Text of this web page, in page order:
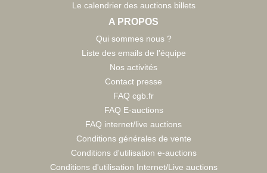
Le calendrier des auctions billets
A PROPOS
Qui sommes nous ?
Liste des emails de l'équipe
Nos activités
Contact presse
FAQ cgb.fr
FAQ E-auctions
FAQ internet/live auctions
Conditions générales de vente
Conditions d'utilisation e-auctions
Conditions d'utilisation Internet/Live auctions